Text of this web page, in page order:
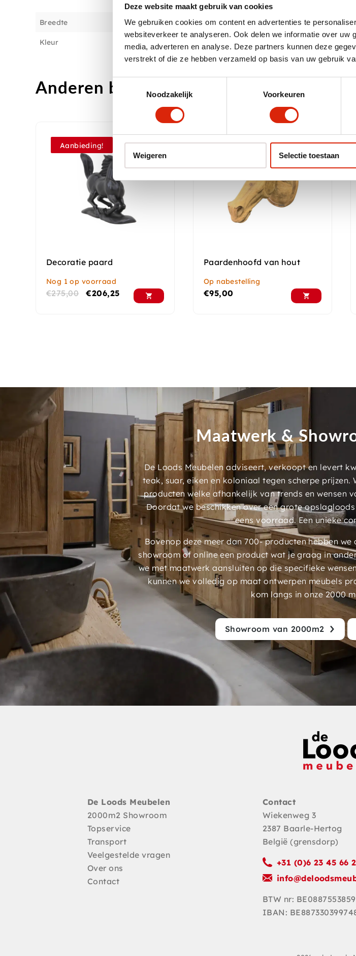
Deze website maakt gebruik van cookies
We gebruiken cookies om content en advertenties te
websiteverkeer te analyseren. Ook delen we informatie over
media, adverteren en analyse. Deze partners kunnen deze
verstrekt of die ze hebben verzameld op basis van uw gebruik
Noodzakelijk
Voorkeuren
Weigeren Selectie toestaan
Breedte 51
Kleur
Anderen bekeken ook
Aanbieding!
Decoratie paard
Nog 1 op voorraad
€275,00 €206,25
Paardenhoofd van hout
Op nabestelling
€95,00
Maatwerk &
De Loods Meubelen adviseert, verkoopt en levert
teak, suar, eiken en koloniaal tegen scherpe
producten welke afhankelijk van trends en wensen
Doordat we beschikken over een grote
eens voorraad. Een unieke
Bovenop deze meer dan 700- producten hebben
showroom of online een product wat je graag in
we met maatwerk aansluiten op die specifieke
kunnen we volledig op maat ontwerpen meubels
kom langs in onze 2000
Showroom van 2000m2
De Loods Meubelen
2000m2 Showroom
Topservice
Transport
Veelgestelde vragen
Over ons
Contact
Contact
Wiekenweg 3
2387 Baarle-Hertog
België (grensdorp)
+31 (0)6 23 45 66
BTW nr: BE0887553859
IBAN: